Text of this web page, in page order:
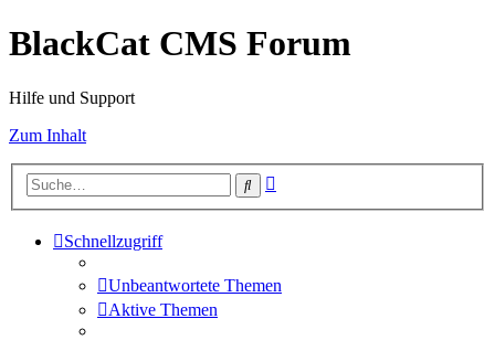
BlackCat CMS Forum
Hilfe und Support
Zum Inhalt
Suche
Schnellzugriff
Unbeantwortete Themen
Aktive Themen